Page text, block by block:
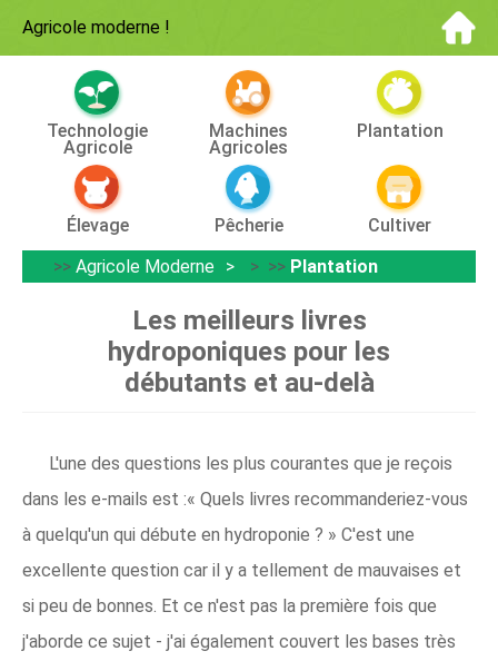
Agricole moderne !
Technologie
Agricole
Machines
Agricoles
Plantation
Élevage Pêcherie
Cultiver
>> Agricole Moderne > >> Plantation
Les meilleurs livres
hydroponiques pour les
débutants et au-delà
L'une des questions les plus courantes que je reçois
dans les e-mails est :« Quels livres recommanderiez-vous
à quelqu'un qui débute en hydroponie ? » C'est une
excellente question car il y a tellement de mauvaises et
si peu de bonnes. Et ce n'est pas la première fois que
j'aborde ce sujet - j'ai également couvert les bases très